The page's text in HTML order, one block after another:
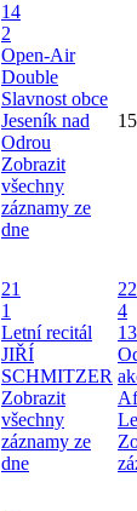
14
2
Open-Air
Double
Slavnost obce
Jeseník nad
Odrou
Zobrazit
všechny
záznamy ze
dne
15
21
1
Letní recitál
JIŘÍ
SCHMITZER
Zobrazit
všechny
záznamy ze
dne
22
4